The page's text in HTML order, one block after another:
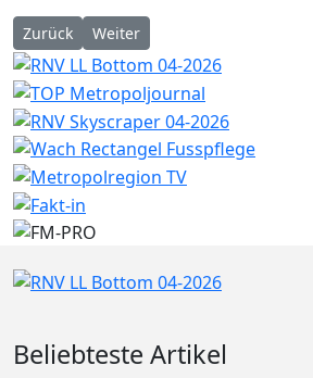
Vorheriger Beitrag: Bedrohung bei
Zurück Nächster Beitrag:
Weiter
Beliebteste Artikel